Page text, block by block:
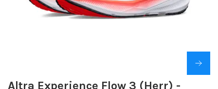
Altra Experience Flow 3 (Herr) -